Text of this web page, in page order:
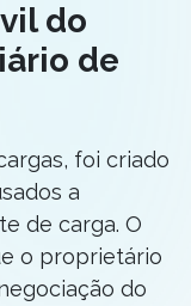
do
de
foi criado
a
de carga. O
o proprietário
do